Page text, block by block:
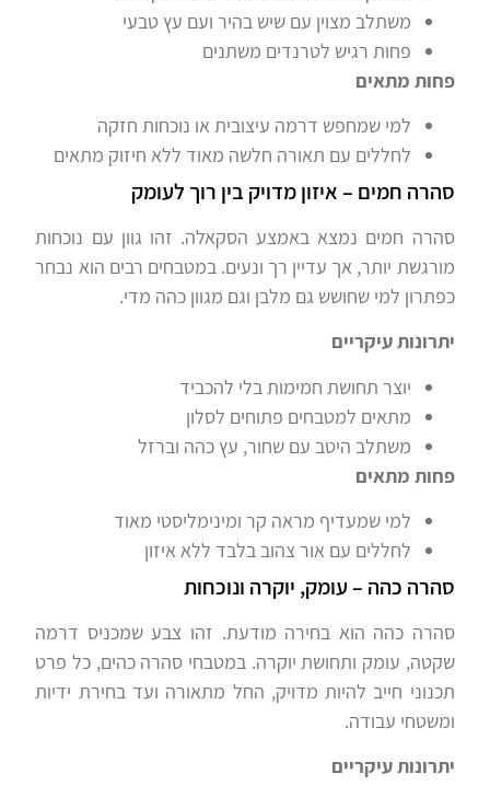
משתלב מצוין עם שיש בהיר ועם עץ טבעי
פחות רגיש לטרנדים משתנים
פחות מתאים
למי שמחפש דרמה עיצובית או נוכחות חזקה
לחללים עם תאורה חלשה מאוד ללא חיזוק מתאים
סהרה חמים – איזון מדויק בין רוך לעומק
סהרה חמים נמצא באמצע הסקאלה. זהו גוון עם נוכחות
מורגשת יותר, אך עדיין רך ונעים. במטבחים רבים הוא נבחר
כפתרון למי שחושש גם מלבן וגם מגוון כהה מדי.
יתרונות עיקריים
יוצר תחושת חמימות בלי להכביד
מתאים למטבחים פתוחים לסלון
משתלב היטב עם שחור, עץ כהה וברזל
פחות מתאים
למי שמעדיף מראה קר ומינימליסטי מאוד
לחללים עם אור צהוב בלבד ללא איזון
סהרה כהה – עומק, יוקרה ונוכחות
סהרה כהה הוא בחירה מודעת. זהו צבע שמכניס דרמה
שקטה, עומק ותחושת יוקרה. במטבחי סהרה כהים, כל פרט
תכנוני חייב להיות מדויק, החל מתאורה ועד בחירת ידיות
ומשטחי עבודה.
יתרונות עיקריים